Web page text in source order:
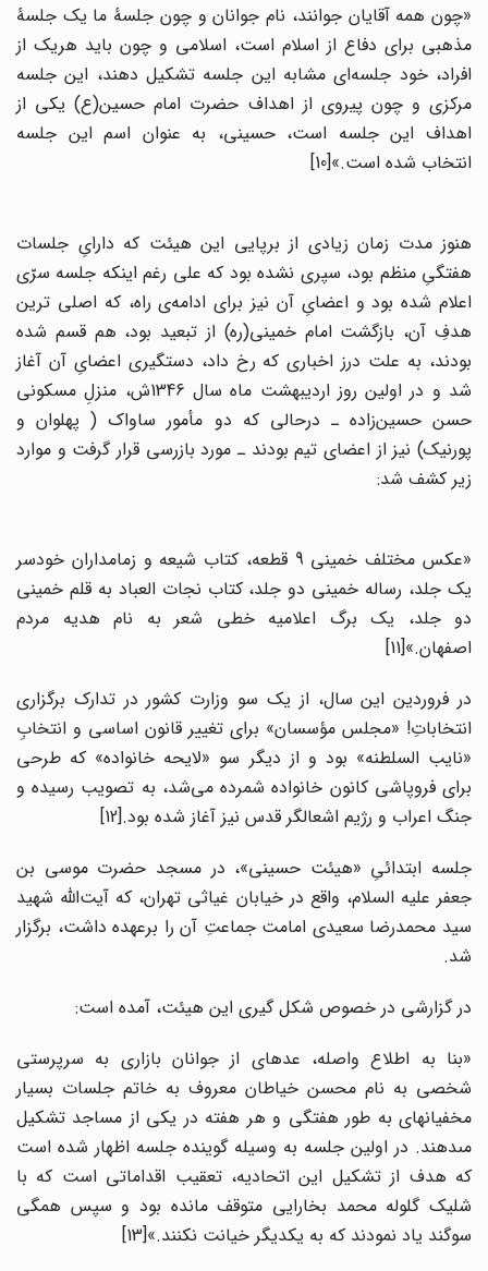
«چون همه آقایان جوانند، نام جوانان و چون جلسۀ ما یک جلسۀ
مذهبی برای دفاع از اسلام است، اسلامی و چون باید هریک از
افراد، خود جلسه‌‌ای مشابه این جلسه تشکیل دهند، این جلسه
مرکزی و چون پیروی از اهداف حضرت امام حسین(ع) یکی از
اهداف این جلسه است، حسینی، به عنوان اسم این جلسه
انتخاب شده است.»[10]
هنوز مدت زمان زیادی از برپایی این هیئت که دارایِ جلسات
هفتگیِ منظم بود، سپری نشده بود که علی رغم اینکه جلسه سرّی
اعلام شده بود و اعضایِ آن نیز برای ادامه‌ی راه، که اصلی ترین
هدفِ آن، بازگشت امام خمینی(ره) از تبعید بود، هم قسم شده
بودند، به علت درز اخباری که رخ داد، دستگیری اعضایِ آن آغاز
شد و در اولین روز اردیبهشت ماه سال 1346ش، منزلِ مسکونی
حسن حسین‌زاده ـ درحالی که دو مأمور ساواک ( پهلوان و
پورنیک) نیز از اعضای تیم بودند ـ مورد بازرسی قرار گرفت و موارد
زیر کشف شد:
«عکس مختلف خمینی 9 قطعه، کتاب شیعه و زمامداران خودسر
یک جلد، رساله خمینی دو جلد، کتاب نجات العباد به قلم خمینی
دو جلد، یک برگ اعلامیه خطی شعر به نام هدیه مردم
اصفهان.»[11]
در فروردین این سال، از یک سو وزارت کشور در تدارک برگزاری
انتخاباتِ! «مجلس مؤسسان» برای تغییر قانون اساسی و انتخابِ
«نایب السلطنه» بود و از دیگر سو «لایحه خانواده» که طرحی
برای فروپاشی کانون خانواده شمرده می‌شد، به تصویب رسیده و
جنگ اعراب و رژیم اشعالگر قدس نیز آغاز شده بود.[12]
جلسه ابتدائیِ «هیئت حسینی»، در مسجد حضرت موسی بن
جعفر علیه السلام، واقع در خیابان غیاثی تهران، که آیت‌الله شهید
سید محمدرضا سعیدی امامت جماعتِ آن را برعهده داشت، برگزار
شد.
در گزارشی در خصوص شکل گیری این هیئت، آمده است:
«بنا به اطلاع واصله، عده‏اى از جوانان بازارى به سرپرستى
شخصى به نام محسن خیاطان معروف به خاتم جلسات بسیار
مخفیانه‏اى به طور هفتگى و هر هفته در یکى از مساجد تشکیل
مى‏دهند. در اولین جلسه به وسیله گوینده جلسه اظهار شده است
که هدف از تشکیل این اتحادیه، تعقیب اقداماتى است که با
شلیک گلوله محمد بخارایى متوقف مانده بود و سپس همگى
سوگند یاد نمودند که به یکدیگر خیانت نکنند.»[13]